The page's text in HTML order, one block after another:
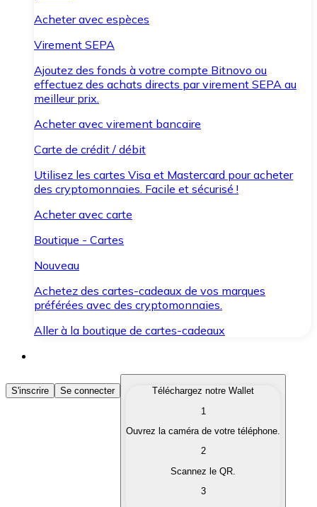
Acheter avec espèces
Virement SEPA
Ajoutez des fonds à votre compte Bitnovo ou
effectuez des achats directs par virement SEPA au
meilleur prix.
Acheter avec virement bancaire
Carte de crédit / débit
Utilisez les cartes Visa et Mastercard pour acheter
des cryptomonnaies. Facile et sécurisé !
Acheter avec carte
Boutique - Cartes
Nouveau
Achetez des cartes-cadeaux de vos marques
préférées avec des cryptomonnaies.
Aller à la boutique de cartes-cadeaux
Acheter des Cryptomonnaies
Achetez les cryptomonnaies qui vous intéressent
Convertissez vos cryptomonnaies en monnaie
S'inscrire Se connecter
Téléchargez notre Wallet
1
Ouvrez la caméra de votre téléphone.
2
Scannez le QR.
3